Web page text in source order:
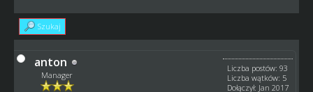
Szukaj
anton
Manager
Liczba postów: 93
Liczba wątków: 5
Dołączył: Jan 2017